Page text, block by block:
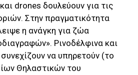
drones δουλεύουν για τις
Στην πραγματικότητα
η ανάγκη για ζώα
Ρινοδέλφινα και
να υπηρετούν (το
Θηλαστικών του